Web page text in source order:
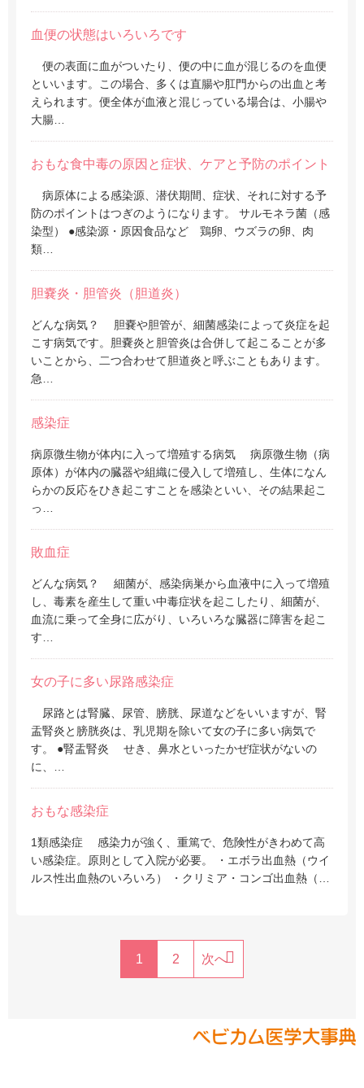
血便の状態はいろいろです
便の表面に血がついたり、便の中に血が混じるのを血便
といいます。この場合、多くは直腸や肛門からの出血と考
えられます。便全体が血液と混じっている場合は、小腸や
大腸…
おもな食中毒の原因と症状、ケアと予防のポイント
病原体による感染源、潜伏期間、症状、それに対する予
防のポイントはつぎのようになります。 サルモネラ菌（感
染型） ●感染源・原因食品など 鶏卵、ウズラの卵、肉
類…
胆嚢炎・胆管炎（胆道炎）
どんな病気？ 胆嚢や胆管が、細菌感染によって炎症を起
こす病気です。胆嚢炎と胆管炎は合併して起こることが多
いことから、二つ合わせて胆道炎と呼ぶこともあります。
急…
感染症
病原微生物が体内に入って増殖する病気 病原微生物（病
原体）が体内の臓器や組織に侵入して増殖し、生体になん
らかの反応をひき起こすことを感染といい、その結果起こ
っ…
敗血症
どんな病気？ 細菌が、感染病巣から血液中に入って増殖
し、毒素を産生して重い中毒症状を起こしたり、細菌が、
血流に乗って全身に広がり、いろいろな臓器に障害を起こ
す…
女の子に多い尿路感染症
尿路とは腎臓、尿管、膀胱、尿道などをいいますが、腎
盂腎炎と膀胱炎は、乳児期を除いて女の子に多い病気で
す。 ●腎盂腎炎 せき、鼻水といったかぜ症状がないの
に、…
おもな感染症
1類感染症 感染力が強く、重篤で、危険性がきわめて高
い感染症。原則として入院が必要。 ・エボラ出血熱（ウイ
ルス性出血熱のいろいろ） ・クリミア・コンゴ出血熱（…
1 2 次へ